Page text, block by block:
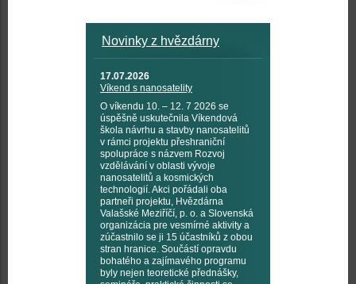
Novinky z hvězdárny
17.07.2026
Víkend s nanosatelity
O víkendu 10. – 12. 7 2026 se
úspěšně uskutečnila Víkendová
škola návrhu a stavby nanosatelitů
v rámci projektu přeshraniční
spolupráce s názvem Rozvoj
vzdělávání v oblasti vývoje
nanosatelitů a kosmických
technologií. Akci pořádali oba
partneři projektu, Hvězdárna
Valašské Meziříčí, p. o. a Slovenská
organizácia pre vesmírné aktivity a
zúčastnilo se ji 15 účastníků z obou
stran hranice. Součástí opravdu
bohatého a zajímavého programu
byly nejen teoretické přednášky,